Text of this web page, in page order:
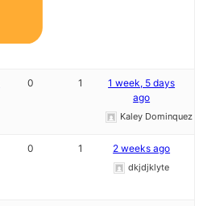
0 1
1 week, 5 days
ago
Kaley Dominquez
0 1 2 weeks ago
dkjdjklyte